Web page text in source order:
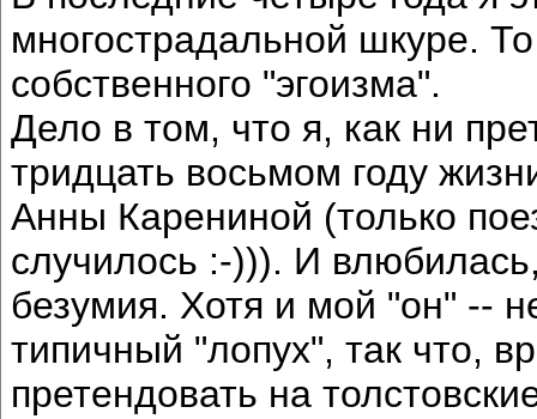
многострадальной шкуре.
собственного "эгоизма".
Дело в том, что я, как ни
тридцать восьмом году
Анны Карениной (только
случилось :-))). И
безумия. Хотя и мой "он" --
типичный "лопух", так что,
претендовать на